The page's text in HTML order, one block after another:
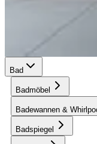
Bad
Badmöbel
Badewannen &
Badspiegel